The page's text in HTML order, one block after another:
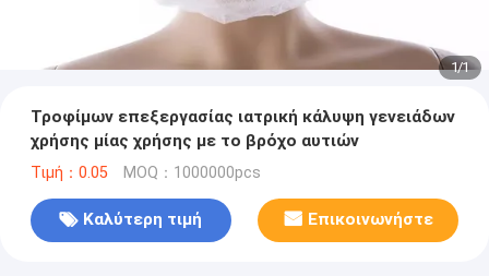
1/1
Τροφίμων επεξεργασίας ιατρική κάλυψη γενειάδων
χρήσης μίας χρήσης με το βρόχο αυτιών
Τιμή：0.05 MOQ：1000000pcs
Καλύτερη τιμή Επικοινωνήστε